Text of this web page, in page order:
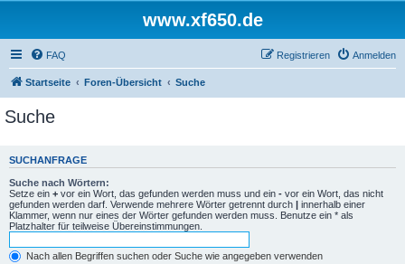
www.xf650.de
FAQ Anmelden
Registrieren
Startseite Foren-Übersicht Suche
Suche
SUCHANFRAGE
Suche nach Wörtern:
Setze ein + vor ein Wort, das gefunden werden muss und ein - vor ein Wort, das nicht
gefunden werden darf. Verwende mehrere Wörter getrennt durch | innerhalb einer
Klammer, wenn nur eines der Wörter gefunden werden muss. Benutze ein * als
Platzhalter für teilweise Übereinstimmungen.
Nach allen Begriffen suchen oder Suche wie angegeben verwenden